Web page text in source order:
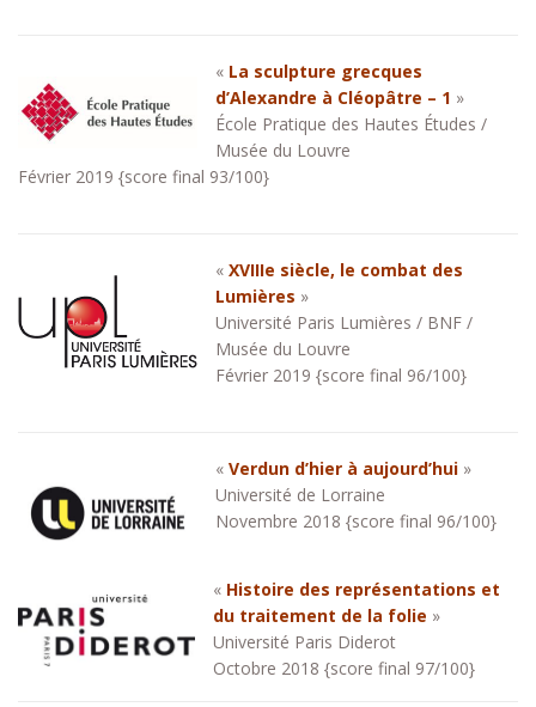
« La sculpture grecques
d’Alexandre à Cléopâtre – 1 »
École Pratique des Hautes Études /
Musée du Louvre
Février 2019 {score final 93/100}
« XVIIIe siècle, le combat des
Lumières »
Université Paris Lumières / BNF /
Musée du Louvre
Février 2019 {score final 96/100}
« Verdun d’hier à aujourd’hui »
Université de Lorraine
Novembre 2018 {score final 96/100}
« Histoire des représentations et
du traitement de la folie »
Université Paris Diderot
Octobre 2018 {score final 97/100}